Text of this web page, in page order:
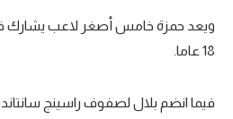
18 عاما.
فيما انضم بلال لصفوف راسينج